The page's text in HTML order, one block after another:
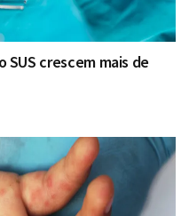
SUS crescem mais de